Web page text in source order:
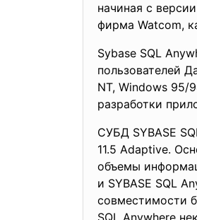
начиная с
фирма Watcom,
Sybase SQL
пользователей
NT, Windows 95/
разработки
СУБД SYBASE
11.5 Adaptive.
объемы
и SYBASE SQL
совместимости
SQL Anywhere